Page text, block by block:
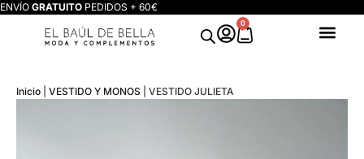
ENVÍO GRATUITO PEDIDOS + 60€
0
Inicio VESTIDO Y MONOS VESTIDO JULIETA